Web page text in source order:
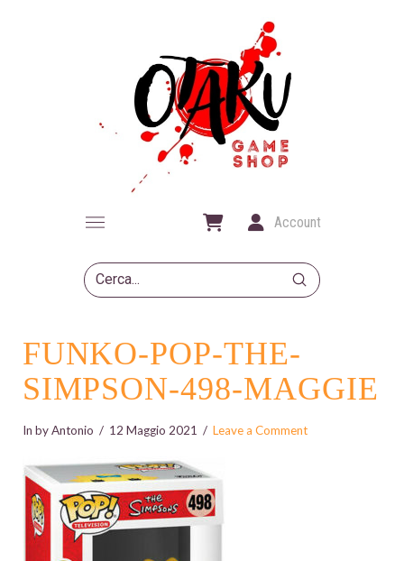
Account
Search
Submit
FUNKO-POP-THE-
SIMPSON-498-MAGGIE
In by Antonio 12 Maggio 2021 Leave a Comment